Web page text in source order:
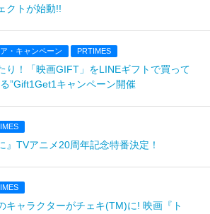
クトが始動!!
・キャンペーン PRTIMES
り！「映画GIFT」をLINEギフトで買って
”Gift1Get1キャンペーン開催
』TVアニメ20周年記念特番決定！
キャラクターがチェキ(TM)️に! 映画『ト